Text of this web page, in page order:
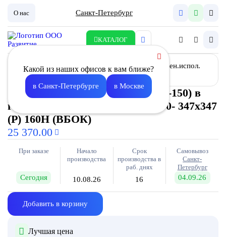
О нас Санкт-Петербург
КАТАЛОГ
Какой из наших офисов к вам ближе?
в Санкт-Петербурге в Москве
Корпус HEPA фильтра (305- 305-150) в
гигиен.испол. потолочный H150- 347х347
(P) 160Н (ВБОК)
25 370.00
При заказе
Сегодня
Начало
производства
10.08.26
Срок
производства в
раб. днях
16
Самовывоз
Санкт-
Петербург
04.09.26
Добавить в корзину
Лучшая цена